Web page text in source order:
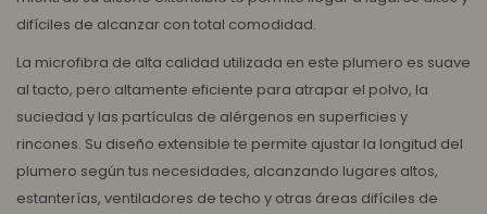
difíciles de alcanzar con total comodidad.
La microfibra de alta calidad utilizada en este plumero es suave
al tacto, pero altamente eficiente para atrapar el polvo, la
suciedad y las partículas de alérgenos en superficies y
rincones. Su diseño extensible te permite ajustar la longitud del
plumero según tus necesidades, alcanzando lugares altos,
estanterías, ventiladores de techo y otras áreas difíciles de